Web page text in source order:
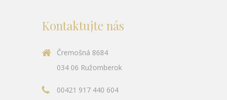
Kontaktujte nás
Čremošná 8684
034 06 Ružomberok
00421 917 440 604